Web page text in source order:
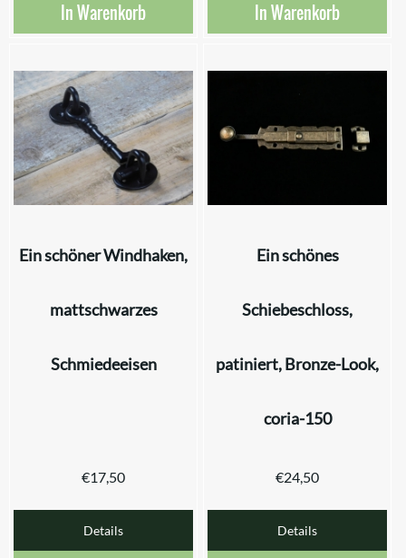
In Warenkorb In Warenkorb
Ein schöner Windhaken,
mattschwarzes
Schmiedeeisen
€17,50
Details
Ein schönes
Schiebeschloss,
patiniert, Bronze-Look,
coria-150
€24,50
Details